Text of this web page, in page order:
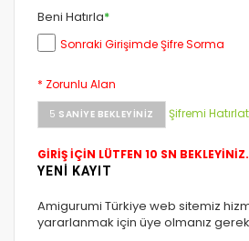
Beni Hatırla*
Sonraki Girişimde Şifre Sorma
* Zorunlu Alan
5 SANIYE BEKLEYINIZ Şifremi Hatırlat
GİRİŞ İÇİN LÜTFEN 10 SN
YENİ KAYIT
Amigurumi Türkiye web sitemiz
yararlanmak için üye olmanız